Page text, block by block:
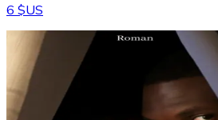
6 $US